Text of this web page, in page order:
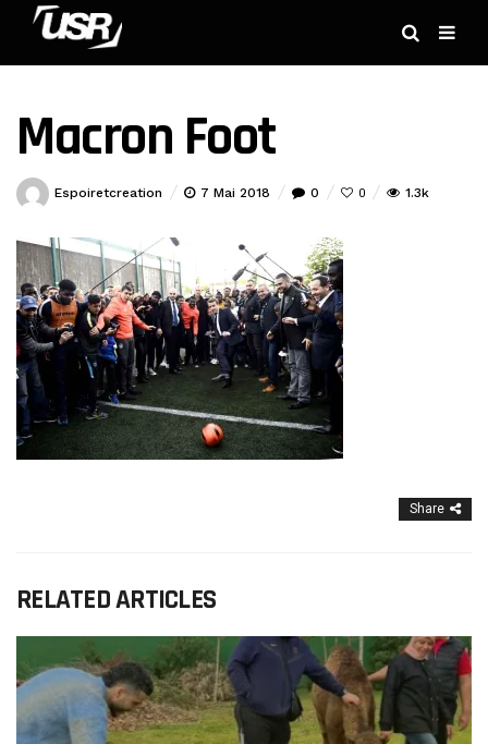
Macron Foot
Espoiretcreation 7 Mai 2018 0 0 1.3k
Share
RELATED ARTICLES